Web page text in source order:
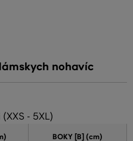
nohavíc
- 5XL)
BOKY [B] (cm)